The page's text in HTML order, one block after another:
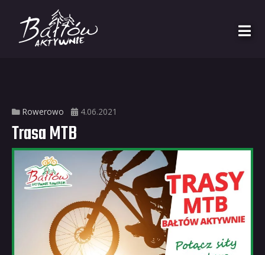
Rowerowo 4.06.2021
Trasa MTB